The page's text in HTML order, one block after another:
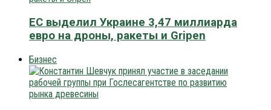
ЕС выделил Украине 3,47 миллиарда
евро на дроны, ракеты и Gripen
Бизнес